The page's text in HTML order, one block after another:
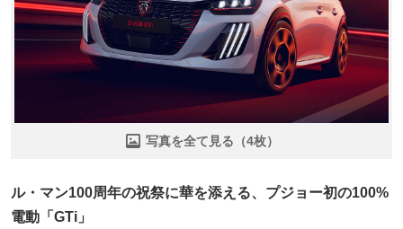
写真を全て見る（4枚）
ル・マン100周年の祝祭に華を添える、プジョー初の100%
電動「GTi」